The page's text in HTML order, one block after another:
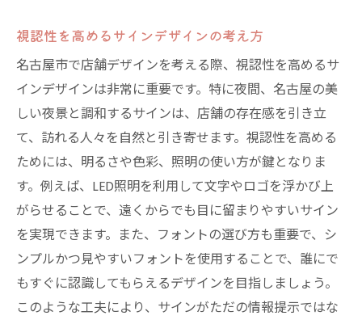
視認性を高めるサインデザインの考え方
名古屋市で店舗デザインを考える際、視認性を高めるサ
インデザインは非常に重要です。特に夜間、名古屋の美
しい夜景と調和するサインは、店舗の存在感を引き立
て、訪れる人々を自然と引き寄せます。視認性を高める
ためには、明るさや色彩、照明の使い方が鍵となりま
す。例えば、LED照明を利用して文字やロゴを浮かび上
がらせることで、遠くからでも目に留まりやすいサイン
を実現できます。また、フォントの選び方も重要で、シ
ンプルかつ見やすいフォントを使用することで、誰にで
もすぐに認識してもらえるデザインを目指しましょう。
このような工夫により、サインがただの情報提示ではな